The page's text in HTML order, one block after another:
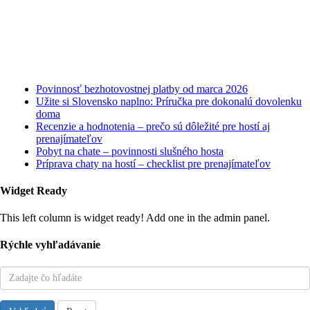
Povinnosť bezhotovostnej platby od marca 2026
Užite si Slovensko naplno: Príručka pre dokonalú dovolenku
doma
Recenzie a hodnotenia – prečo sú dôležité pre hostí aj
prenajímateľov
Pobyt na chate – povinnosti slušného hosta
Príprava chaty na hostí – checklist pre prenajímateľov
Widget Ready
This left column is widget ready! Add one in the admin panel.
Rýchle vyhľadávanie